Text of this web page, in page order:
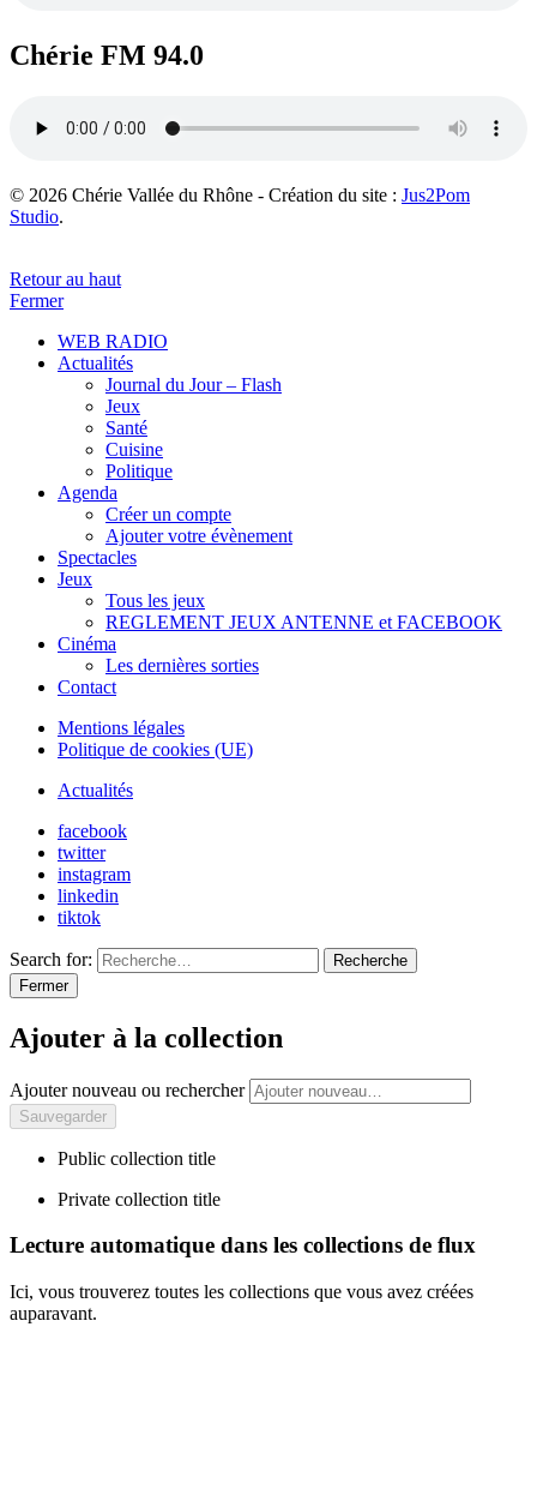
Chérie FM 94.0
© 2026 Chérie Vallée du Rhône - Création du site : Jus2Pom
Studio.
Retour au haut
Fermer
WEB RADIO
Actualités
Journal du Jour – Flash
Jeux
Santé
Cuisine
Politique
Agenda
Créer un compte
Ajouter votre évènement
Spectacles
Jeux
Tous les jeux
REGLEMENT JEUX ANTENNE et FACEBOOK
Cinéma
Les dernières sorties
Contact
Mentions légales
Politique de cookies (UE)
Actualités
facebook
twitter
instagram
linkedin
tiktok
Search for:
Recherche
Fermer
Ajouter à la collection
Ajouter nouveau ou rechercher
Public collection title
Private collection title
Lecture automatique dans les collections de flux
Ici, vous trouverez toutes les collections que vous avez créées
auparavant.